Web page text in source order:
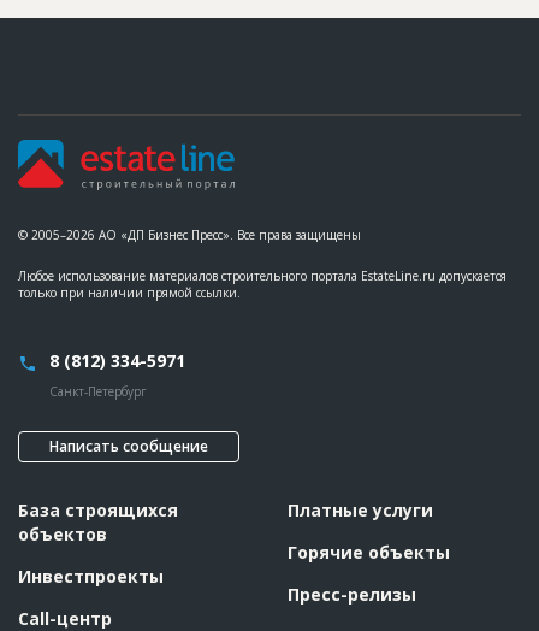
© 2005–2026 АО «ДП Бизнес Пресс». Все права защищены
Любое использование материалов строительного портала EstateLine.ru допускается
только при наличии прямой ссылки.
8 (812) 334-5971
Санкт-Петербург
Написать сообщение
База строящихся
объектов
Инвестпроекты
Call-центр
Платные услуги
Горячие объекты
Пресс-релизы